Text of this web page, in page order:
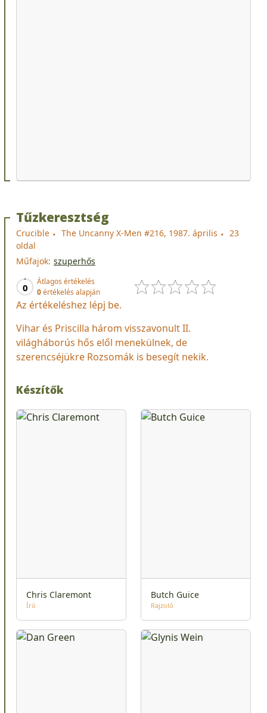
Tűzkeresztség
Crucible The Uncanny X-Men #216, 1987. április
23
oldal
Műfajok: szuperhős
0
Átlagos értékelés
0értékelés alapján
Az értékeléshez lépj be.
Vihar és Priscilla három visszavonult II.
világháborús hős elől menekülnek, de
szerencséjükre Rozsomák is besegít nekik.
Készítők
Chris Claremont
Író
Butch Guice
Rajzoló